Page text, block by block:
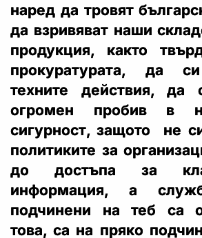
наред да тровят
да взривяват наши
продукция, както
прокуратурата, да
техните действия, да
огромен пробив в
сигурност, защото не
политиките зa
до достъпа за
информация, а
подчинени на теб са
това, са на пряко